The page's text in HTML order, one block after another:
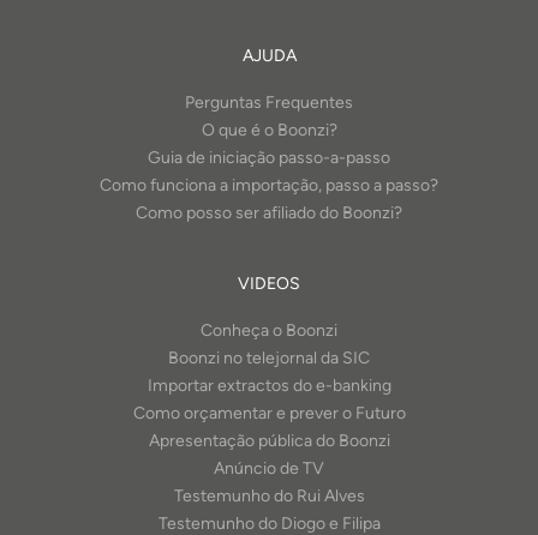
AJUDA
Perguntas Frequentes
O que é o Boonzi?
Guia de iniciação passo-a-passo
Como funciona a importação, passo a passo?
Como posso ser afiliado do Boonzi?
VIDEOS
Conheça o Boonzi
Boonzi no telejornal da SIC
Importar extractos do e-banking
Como orçamentar e prever o Futuro
Apresentação pública do Boonzi
Anúncio de TV
Testemunho do Rui Alves
Testemunho do Diogo e Filipa